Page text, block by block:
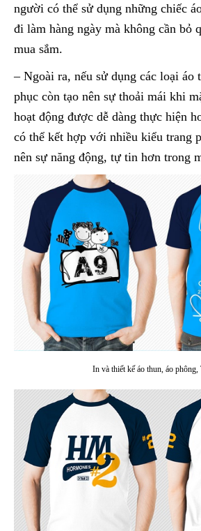
người có thể sử dụng những chiếc
đi làm hàng ngày mà không cần bỏ
mua sắm.
– Ngoài ra, nếu sử dụng các loại áo
phục còn tạo nên sự thoải mái khi
hoạt động được dễ dàng thực hiện
có thể kết hợp với nhiều kiểu trang
nên sự năng động, tự tin hơn trong
In và thiết kế áo thun, áo phông,